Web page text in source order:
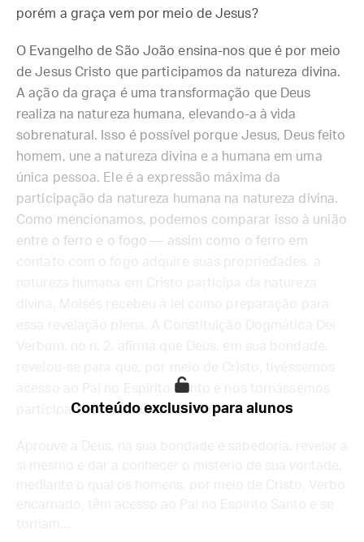
porém a graça vem por meio de Jesus?
O Evangelho de São João ensina-nos que é por meio
de Jesus Cristo que participamos da natureza divina.
A ação da graça é uma transformação que Deus
realiza na natureza humana, elevando-a à vida
sobrenatural. Isso é possível porque Jesus, Deus feito
homem, une a natureza divina e a humana em uma
única pessoa. Ele é a expressão máxima da
participação da natureza humana na natureza divina.
Como mencionamos, podemos comparar isso à união
entre o ferro e o fogo — assim como o ferro em
acesso ao Pai no Espírito Santo e nos tornássemos
participantes da natureza divina:
Conteúdo exclusivo para alunos